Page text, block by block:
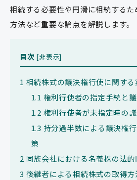
相続する必要性や円滑に相続する
方法など重要な論点を解説します。
目次 [非表示]
1 相続株式の議決権行使に関する
1.1 権利行使者の指定手続と
1.2 権利行使者が未指定時の
1.3 持分過半数による議決権
策
2 同族会社における名義株の法
3 後継者による相続株式の取得